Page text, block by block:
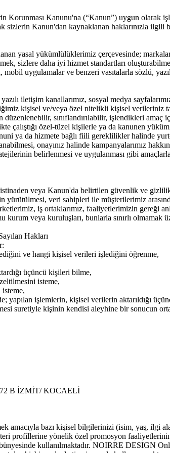
Kanunu'na (“Kanun”) uygun olarak
sizlerin Kanun'dan kaynaklanan haklarınızla ilgili
yasal yükümlülüklerimiz çerçevesinde;
sizlere daha iyi hizmet standartları
uygulamalar ve benzeri vasıtalarla sözlü,
iletişim kanallarımız, sosyal medya
kişisel ve/veya özel nitelikli kişisel
sınıflandırılabilir, işlendikleri
özel-tüzel kişilerle ya da kanunen
ya da hizmete bağlı fiili gereklilikler halinde
onayınız halinde kampanyalarımız
belirlenmesi ve uygulanması gibi
veya Kanun'da belirtilen güvenlik ve
yürütülmesi, veri sahipleri ile müşterilerimiz
iş ortaklarımız, faaliyetlerimizin
veya kuruluşları, bunlarla sınırlı olmamak
Hakları
ve hangi kişisel verileri işlediğini öğrenme,
üçüncü kişileri bilme,
isteme,
işlemlerin, kişisel verilerin aktarıldığı
suretiyle kişinin kendisi aleyhine bir sonucun
B İZMİT/ KOCAELİ
bazı kişisel bilgilerinizi (isim, yaş, ilgi
profillerine yönelik özel promosyon
kullanılmaktadır. NOIRRE DESIGN